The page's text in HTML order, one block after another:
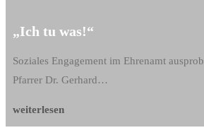
„Ich tu was!“
Soziales Engagement im Ehrenamt
Pfarrer Dr. Gerhard…
weiterlesen„Ich
tu